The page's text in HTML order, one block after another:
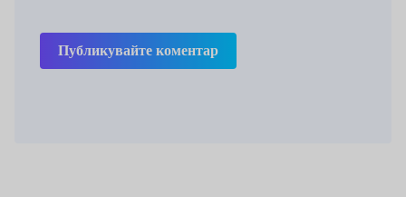
Публикувайте коментар